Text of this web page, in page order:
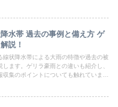
水帯 過去の事例と備え方 ゲ
説！
線状降水帯による大雨の特徴や過去の被
ます。ゲリラ豪雨との違いも紹介し、
収集のポイントについても触れていま